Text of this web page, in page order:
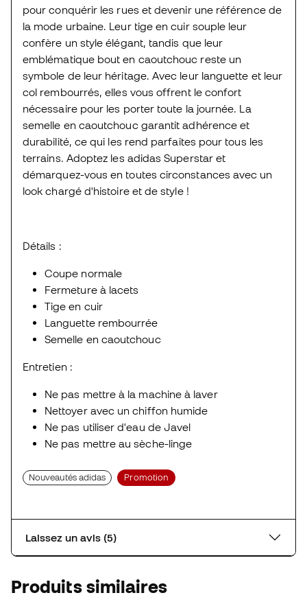
pour conquérir les rues et devenir une référence de
la mode urbaine. Leur tige en cuir souple leur
confère un style élégant, tandis que leur
emblématique bout en caoutchouc reste un
symbole de leur héritage. Avec leur languette et leur
col rembourrés, elles vous offrent le confort
nécessaire pour les porter toute la journée. La
semelle en caoutchouc garantit adhérence et
durabilité, ce qui les rend parfaites pour tous les
terrains. Adoptez les adidas Superstar et
démarquez-vous en toutes circonstances avec un
look chargé d'histoire et de style !
Détails :
Coupe normale
Fermeture à lacets
Tige en cuir
Languette rembourrée
Semelle en caoutchouc
Entretien :
Ne pas mettre à la machine à laver
Nettoyer avec un chiffon humide
Ne pas utiliser d'eau de Javel
Ne pas mettre au sèche-linge
Nouveautés adidas Promotion
Laissez un avis (5)
Produits similaires